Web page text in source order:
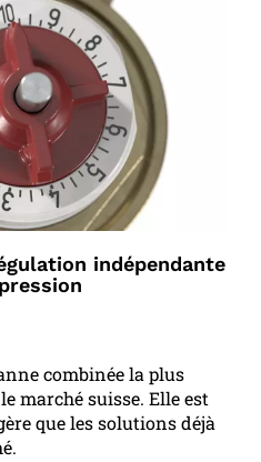
indépendante
combinée la plus
marché suisse. Elle est
que les solutions déjà